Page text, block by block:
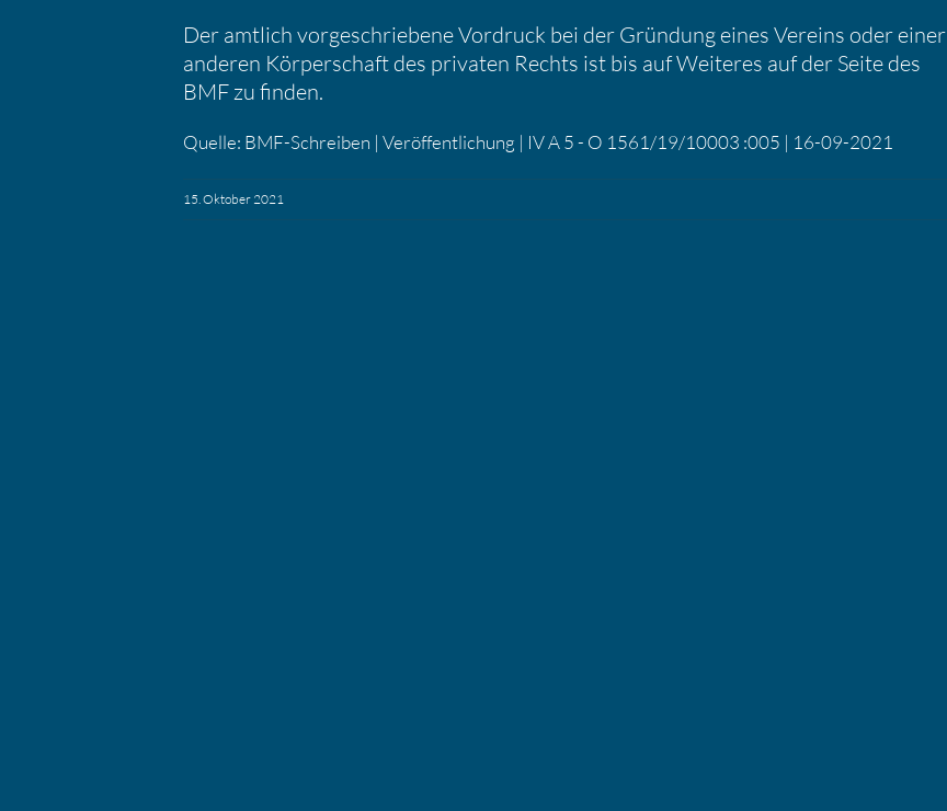
Der amtlich vorge­schrie­bene Vordruck bei der Gründung eines Vereins oder einer
anderen Körper­schaft des privaten Rechts ist bis auf Weiteres auf der Seite des
BMFzu finden.
Quelle: BMF-Schreiben | Veröf­fent­li­chung | IV A 5 - O 1561/19/10003 :005 | 16-09-2021
15. Oktober 2021